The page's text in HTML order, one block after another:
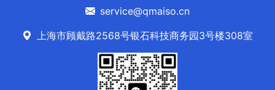
service@qmaiso.cn
上海市顾戴路2568号银石科技商务园3号楼308室